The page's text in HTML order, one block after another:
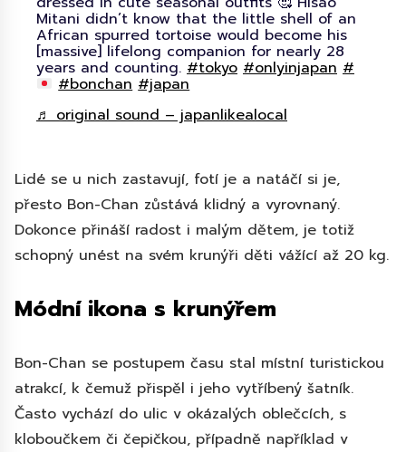
Mitani didn’t know that the little shell of an
African spurred tortoise would become his
[massive] lifelong companion for nearly 28
years and counting. #tokyo #onlyinjapan #
#bonchan #japan
♬ original sound – japanlikealocal
Lidé se u nich zastavují, fotí je a natáčí si je,
přesto Bon-Chan zůstává klidný a vyrovnaný.
Dokonce přináší radost i malým dětem, je totiž
schopný unést na svém krunýři děti vážící až 20 kg.
Módní ikona s krunýřem
Bon-Chan se postupem času stal místní turistickou
atrakcí, k čemuž přispěl i jeho vytříbený šatník.
Často vychází do ulic v okázalých oblečcích, s
kloboučkem či čepičkou, případně například v